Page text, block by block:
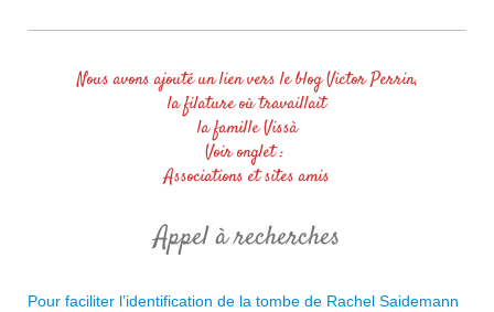
Nous avons ajouté un lien vers le blog Victor Perrin,
la filature où travaillait
la famille Vissà
Voir onglet :
Associations et sites amis
Appel à recherches
Pour faciliter l’identification de la tombe de Rachel Saidemann